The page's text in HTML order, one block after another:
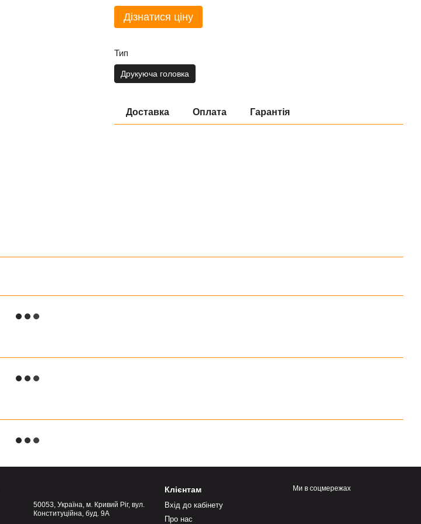
Дізнатися ціну
Тип
Друкуюча головка
Доставка Оплата Гарантія
50053, Україна, м. Кривий Ріг, вул.
Конституційна, буд. 9А
Клієнтам
Вхід до кабінету
Про нас
Ми в соцмережах